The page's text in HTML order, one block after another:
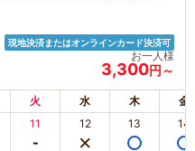
コミコミです！
現地決済またはオンラインカード決済可
お一人様
3,300円～
火 水 木 金
11 12 13 14